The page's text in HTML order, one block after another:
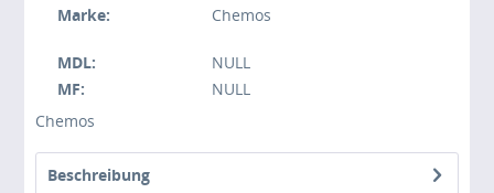
Marke:
Chemos
MDL:
NULL
MF:
NULL
Chemos
Beschreibung